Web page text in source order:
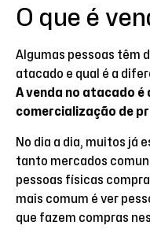
O que é
Algumas pessoas têm
atacado e qual é a
A venda no atacado é
comercialização de
No dia a dia, muitos já
tanto mercados
pessoas físicas
mais comum é ver
que fazem compras